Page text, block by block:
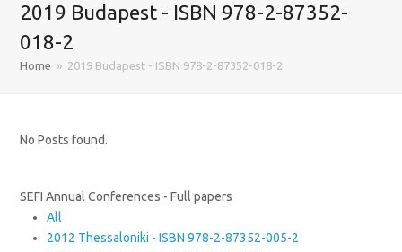
2019 Budapest - ISBN 978-2-87352-
018-2
Home » 2019 Budapest - ISBN 978-2-87352-018-2
No Posts found.
SEFI Annual Conferences - Full papers
All
2012 Thessaloniki - ISBN 978-2-87352-005-2